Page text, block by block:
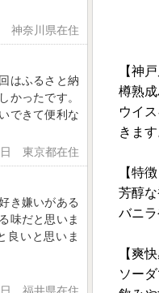
【神
樽熟
ウイ
きます
【特徴
芳醇
バニ
【爽快
ソー
神奈川県在住
はふるさと納
かったです。
できて便利な
東京都在住
き嫌いがある
味だと思いま
良いと思いま
福井県在住